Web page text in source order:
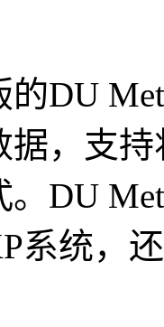
据，支
DU
系统，